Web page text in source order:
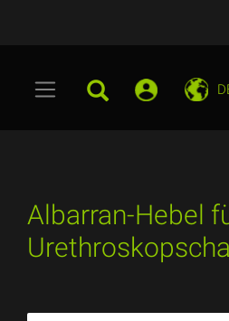
Albarran-Hebel